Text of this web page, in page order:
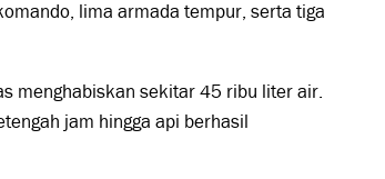
lima armada tempur, serta tiga
menghabiskan sekitar 45 ribu liter air.
jam hingga api berhasil